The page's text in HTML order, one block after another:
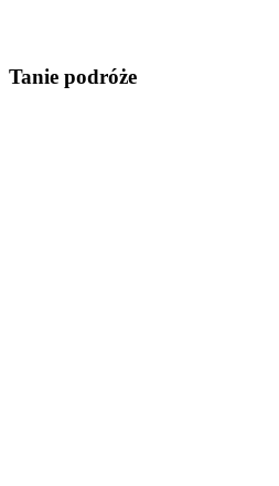
Tanie podróże